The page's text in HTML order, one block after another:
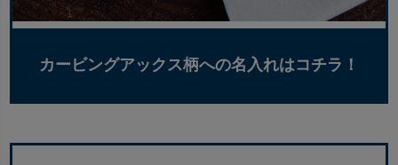
カービングアックス柄への名入れはコチラ！